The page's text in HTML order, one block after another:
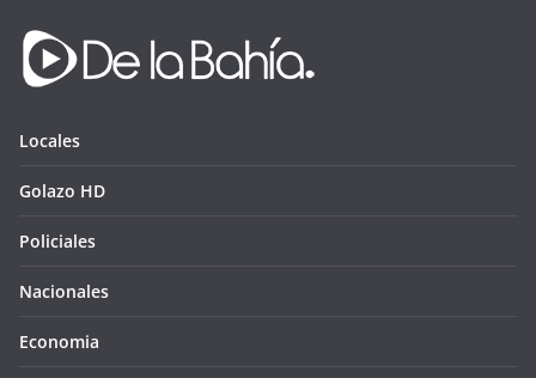
Locales
Golazo HD
Policiales
Nacionales
Economia